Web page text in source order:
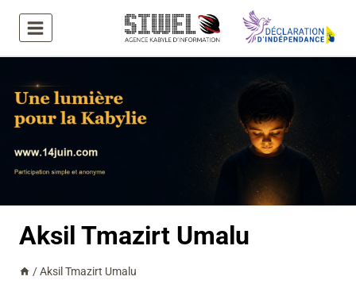
contenu
Aksil Tmazirt Umalu
/ Aksil Tmazirt Umalu